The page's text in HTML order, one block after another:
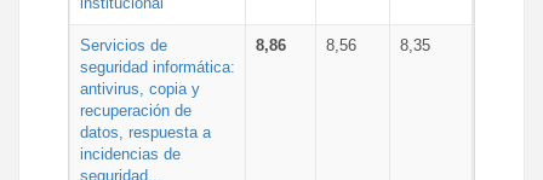
Servicios de
seguridad informática:
antivirus, copia y
recuperación de
datos, respuesta a
incidencias de
seguridad...
8,86 8,56 8,35